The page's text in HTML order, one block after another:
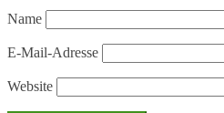
Name
E-Mail-Adresse
Website